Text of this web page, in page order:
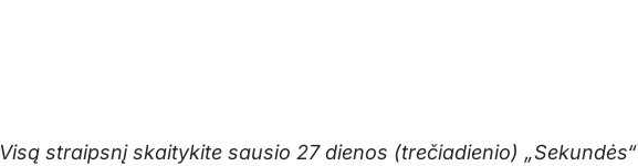
Visą straipsnį skaitykite sausio 27 dienos (trečiadienio) „Sekundės“